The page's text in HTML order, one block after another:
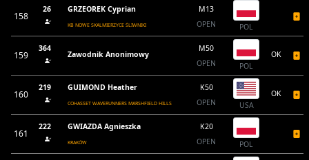
158
26 GRZEOREK Cyprian
KB NOWE SKALMIERZYCE ŚLIWNIKI
M13
OPEN
POL
159
364
Zawodnik Anonimowy
M50
OPEN
POL
OK
160
219 GUIMOND Heather
COHASSET WAVERUNNERS MARSHFIELD HILLS
K50
OPEN
USA
OK
161
222 GWIAZDA Agnieszka
KRAKÓW
K20
OPEN
POL